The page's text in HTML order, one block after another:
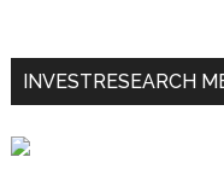
INVESTRESEARCH